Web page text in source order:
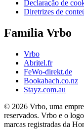
Declaração de
Diretrizes de
Família Vrbo
Vrbo
Abritel.fr
FeWo-direkt.de
Bookabach.co.nz
Stayz.com.au
© 2026 Vrbo, uma
reservados. Vrbo e o
marcas registradas da